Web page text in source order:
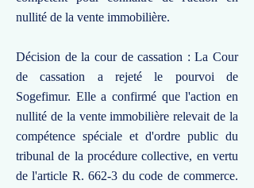
nullité de la vente immobilière.
Décision de la cour de cassation : La Cour
de cassation a rejeté le pourvoi de
Sogefimur. Elle a confirmé que l'action en
nullité de la vente immobilière relevait de la
compétence spéciale et d'ordre public du
tribunal de la procédure collective, en vertu
de l'article R. 662-3 du code de commerce.